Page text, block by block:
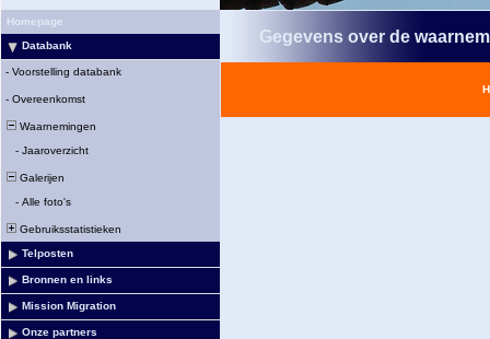
Homepage
Databank
- Voorstelling databank
- Overeenkomst
Waarnemingen
- Jaaroverzicht
Galerijen
- Alle foto's
Gebruiksstatistieken
Telposten
Bronnen en links
Mission Migration
Onze partners
Gegevens over de